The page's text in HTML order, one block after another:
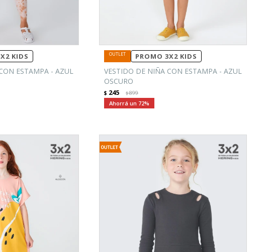
KIDS
ESTAMPA - AZUL
PROMO 3X2 KIDS
VESTIDO DE NIÑA CON ESTAMPA - AZUL
OSCURO
$ 245 $899
72